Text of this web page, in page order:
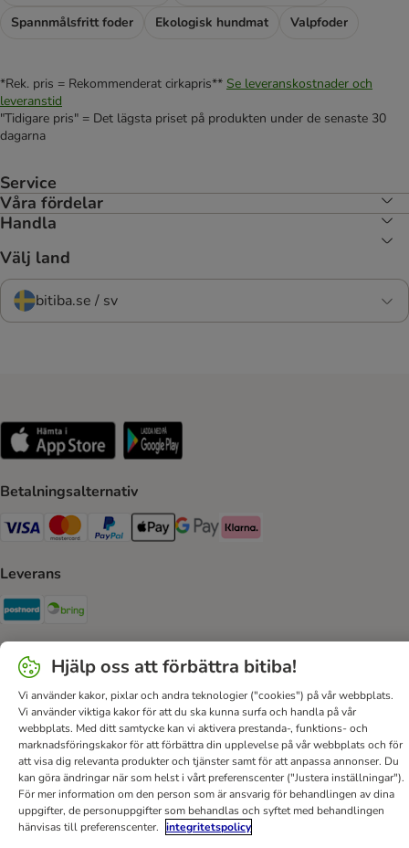
Spannmålsfritt foder
Ekologisk hundmat Valpfoder
*Rek. pris = Rekommenderat cirkapris** Se leveranskostnader och
leveranstid
"Tidigare pris" = Det lägsta priset på produkten under de senaste 30
dagarna
Service
Våra fördelar
Handla
Välj land
bitiba.se / sv
Betalningsalternativ
VISA Payment Method
Mastercard Payment Method
Paypal Payment Method
Apple Pay Payment Method
Google Pay Payment Method
Klarna Payment Method
Leverans
Postnord Shipping Method
Säker betalning
Hjälp Kontakt Villkor Om företaget
DSA
Sekretesspolicy & Dataskydd
Fraktkostnad & leveranstid
Betalningssätt
Ångerblankett Tillgänglighetspolicy
Hjälp oss att förbättra bitiba!
Vi använder kakor, pixlar och andra teknologier ("cookies") på vår webbplats.
Vi använder viktiga kakor för att du ska kunna surfa och handla på vår
webbplats. Med ditt samtycke kan vi aktivera prestanda-, funktions- och
marknadsföringskakor för att förbättra din upplevelse på vår webbplats och för
att visa dig relevanta produkter och tjänster samt för att anpassa annonser. Du
kan göra ändringar när som helst i vårt preferenscenter ("Justera inställningar").
För mer information om den person som är ansvarig för behandlingen av dina
uppgifter, de personuppgifter som behandlas och syftet med behandlingen
hänvisas till preferenscenter. integritetspolicy